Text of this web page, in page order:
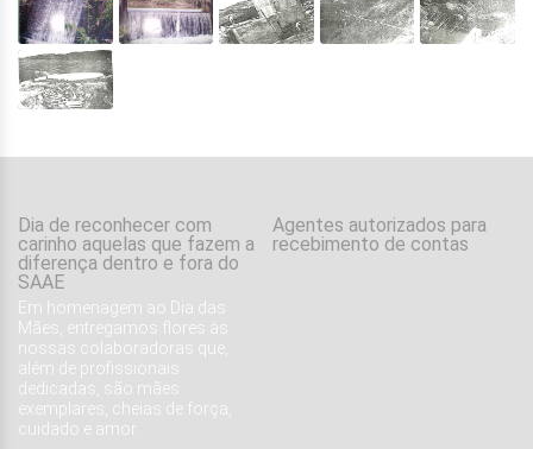
Dia de reconhecer com
carinho aquelas que fazem a
diferença dentro e fora do
SAAE
Em homenagem ao Dia das
Mães, entregamos flores às
nossas colaboradoras que,
além de profissionais
dedicadas, são mães
exemplares, cheias de força,
cuidado e amor.
Agentes autorizados para
recebimento de contas